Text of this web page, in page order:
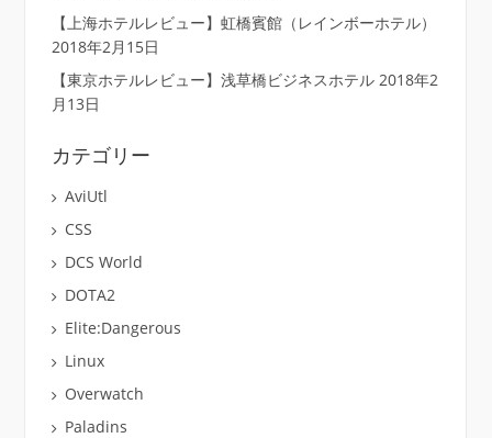
【上海ホテルレビュー】虹橋賓館（レインボーホテル）
2018年2月15日
【東京ホテルレビュー】浅草橋ビジネスホテル 2018年2
月13日
カテゴリー
AviUtl
CSS
DCS World
DOTA2
Elite:Dangerous
Linux
Overwatch
Paladins